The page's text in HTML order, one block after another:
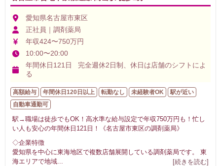
愛知県名古屋市東区
正社員｜調剤薬局
年収424〜750万円
10:00〜20:00
年間休日121日 完全週休2日制、休日は店舗のシフトによ
る
高額給与 年間休日120日以上 転勤なし 未経験者OK
駅が近い
自動車通勤可
駅→職場は徒歩でもOK！高水準な給与設定で年収750万円も！忙し
い人も安心の年間休日121日！《名古屋市東区の調剤薬局》
◇企業特徴
愛知県を中心に東海地区で複数店舗展開している調剤薬局です。 東
海エリアで地域... [続きを読む]